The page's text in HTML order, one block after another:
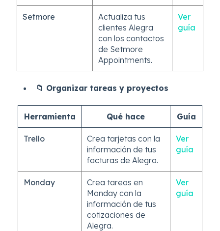
Setmore
Actualiza tus
clientes Alegra
con los contactos
de Setmore
Appointments.
Ver
guía
📁 Organizar tareas y proyectos
Herramienta Qué hace Guía
Trello
Crea tarjetas con la
información de tus
facturas de Alegra.
Ver
guía
Monday
Crea tareas en
Monday con la
información de tus
cotizaciones de
Alegra.
Ver
guía